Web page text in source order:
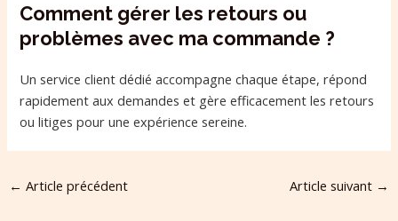
Comment gérer les retours ou
problèmes avec ma commande ?
Un service client dédié accompagne chaque étape, répond
rapidement aux demandes et gère efficacement les retours
ou litiges pour une expérience sereine.
← Article précédent Article suivant →